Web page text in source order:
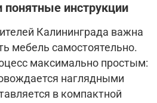
понятные инструкции
Калининграда важна
мебель самостоятельно.
максимально простым:
наглядными
в компактной